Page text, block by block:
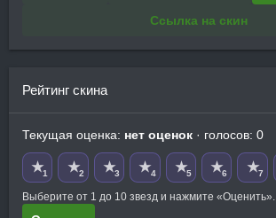
Ссылка на скин
Рейтинг скина
Текущая оценка: нет оценок · голосов: 0
★1 ★2 ★3 ★4 ★5 ★6 ★7
Выберите от 1 до 10 звезд и нажмите «Оценить».